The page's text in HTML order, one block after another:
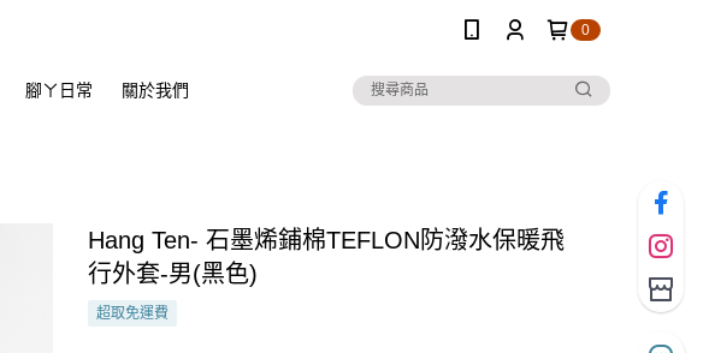
0
腳ㄚ日常 關於我們
Hang Ten- 石墨烯鋪棉TEFLON防潑水保暖飛
行外套-男(黑色)
超取免運費